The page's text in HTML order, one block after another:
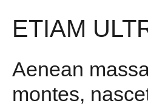
ETIAM
Aenean
montes,